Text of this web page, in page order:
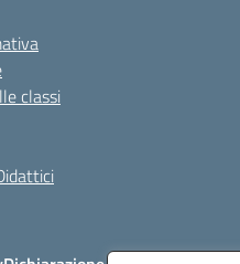
classi